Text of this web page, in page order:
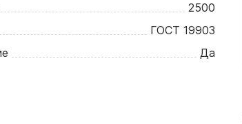
2500
ГОСТ 19903
Да